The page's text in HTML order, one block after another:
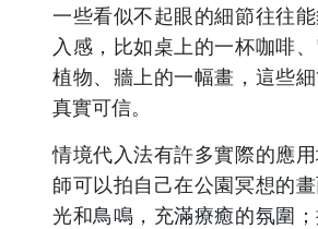
一些看似不起眼的細節往往
入感，比如桌上的一杯咖啡
植物、牆上的一幅畫，這些
真實可信。
情境代入法有許多實際的應
師可以拍自己在公園冥想的
光和鳥鳴，充滿療癒的氛圍